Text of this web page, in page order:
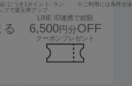
る
）につき1ポイント、 ラン
プで還元率アップ
LINE ID連携で総額
6,500円分OFF
クーポンプレゼント
※ご利用には条件が